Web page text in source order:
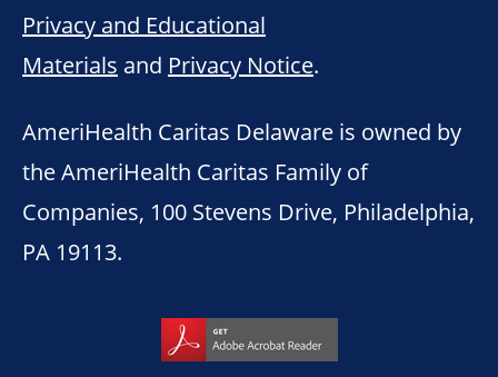
Privacy and Educational
Materials and Privacy Notice.
AmeriHealth Caritas Delaware is owned by
the AmeriHealth Caritas Family of
Companies, 100 Stevens Drive, Philadelphia,
PA 19113.